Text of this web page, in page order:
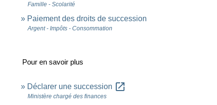
Famille - Scolarité
Paiement des droits de succession
Argent - Impôts - Consommation
Pour en savoir plus
Déclarer une succession open_in_new
Ministère chargé des finances